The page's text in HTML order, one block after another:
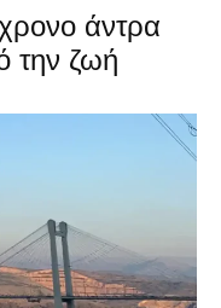
άντρα
την ζωή